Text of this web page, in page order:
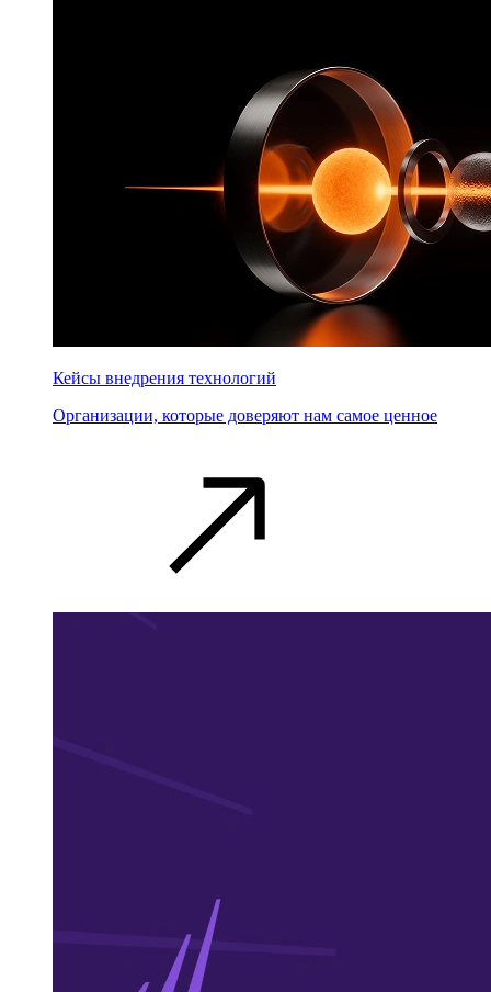
Кейсы внедрения технологий
Организации, которые доверяют нам самое ценное